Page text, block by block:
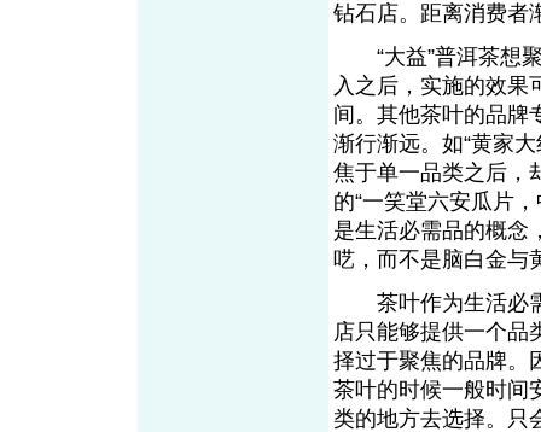
钻石店。距离消费者
“大益”普洱茶想聚
入之后，实施的效果
间。其他茶叶的品牌
渐行渐远。如“黄家
焦于单一品类之后，
的“一笑堂六安瓜片
是生活必需品的概念
呓，而不是脑白金
茶叶作为生活必需
店只能够提供一个品
择过于聚焦的品牌。
茶叶的时候一般时间
类的地方去选择。只